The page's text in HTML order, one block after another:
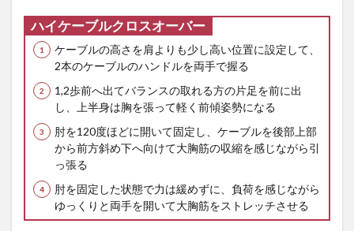
6.3
Q. ケ
ーブ
ルク
ロス
オー
バー
で肩
に痛
みが
ある
のは
な
ぜ？
7
ハイケーブルクロスオーバー
ケーブルの高さを肩よりも少し高い位置に設定して、
2本のケーブルのハンドルを両手で握る
1,2歩前へ出てバランスの取れる方の片足を前に出
し、上半身は胸を張って軽く前傾姿勢になる
肘を120度ほどに開いて固定し、ケーブルを後部上部
から前方斜め下へ向けて大胸筋の収縮を感じながら引
っ張る
肘を固定した状態で力は緩めずに、負荷を感じながら
ゆっくりと両手を開いて大胸筋をストレッチさせる